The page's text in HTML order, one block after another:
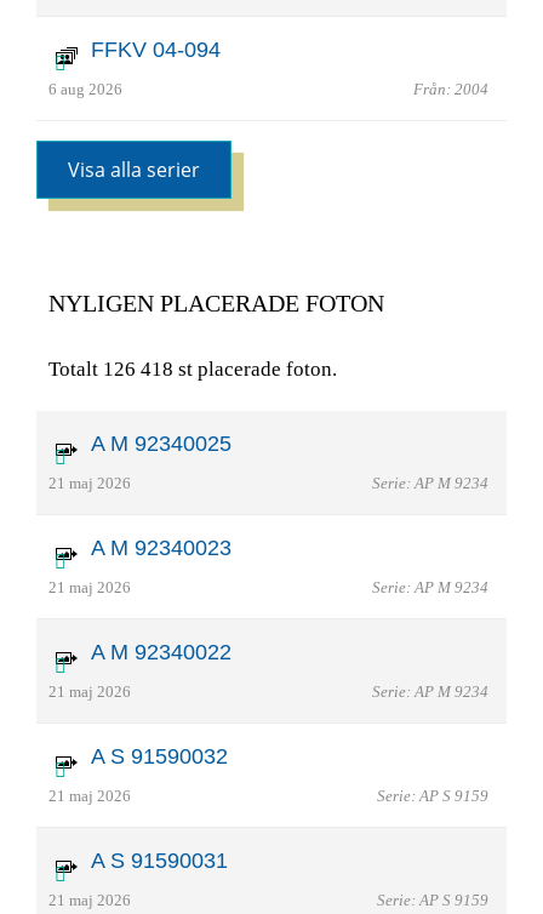
FFKV 04-094
6 aug 2026 Från: 2004
Visa alla serier
NYLIGEN PLACERADE FOTON
Totalt 126 418 st placerade foton.
A M 92340025
21 maj 2026 Serie: AP M 9234
A M 92340023
21 maj 2026 Serie: AP M 9234
A M 92340022
21 maj 2026 Serie: AP M 9234
A S 91590032
21 maj 2026 Serie: AP S 9159
A S 91590031
21 maj 2026 Serie: AP S 9159